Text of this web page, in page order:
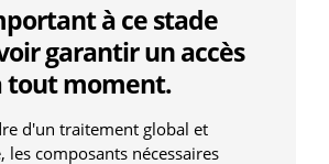
à ce stade
garantir un accès
tout moment.
d'un traitement global et
les composants nécessaires